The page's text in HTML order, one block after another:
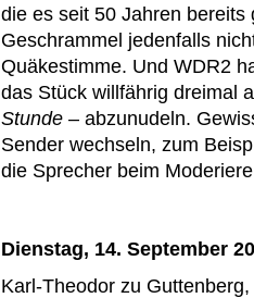
die es seit 50 Jahren
Geschrammel jedenfalls
Quäkestimme. Und WDR2
das Stück willfährig dreimal
Stunde – abzunudeln.
Sender wechseln, zum
die Sprecher beim
Dienstag, 14. September
Karl-Theodor zu